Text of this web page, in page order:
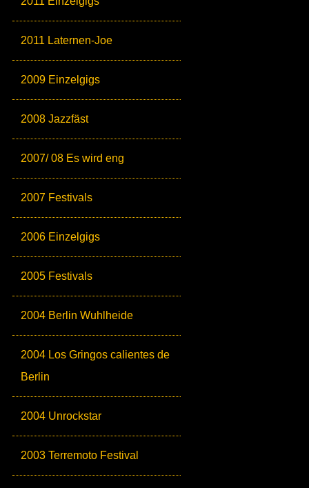
2011 Laternen-Joe
2009 Einzelgigs
2008 Jazzfäst
2007/ 08 Es wird eng
2007 Festivals
2006 Einzelgigs
2005 Festivals
2004 Berlin Wuhlheide
2004 Los Gringos calientes de
Berlin
2004 Unrockstar
2003 Terremoto Festival